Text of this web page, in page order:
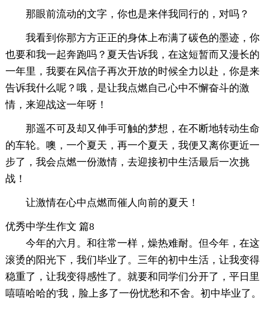
那眼前流动的文字，你也是来伴我同行的，对吗？
我看到你那方方正正的身体上布满了碳色的墨迹，你
也要和我一起奔跑吗？夏天告诉我，在这短暂而又漫长的
一年里，我要在风信子再次开放的时候全力以赴，你是来
告诉我什么呢？哦，是让我点燃自己心中不懈奋斗的激
情，来迎战这一年呀！
那遥不可及却又伸手可触的梦想，在不断地转动生命
的车轮。噢，一个夏天，再一个夏天，我便又离你更近一
步了，我会点燃一份激情，去迎接初中生活最后一次挑
战！
让激情在心中点燃而催人向前的夏天！
优秀中学生作文 篇8
今年的六月。和往常一样，燥热难耐。但今年，在这
滚烫的阳光下，我们毕业了。三年的初中生活，让我变得
稳重了，让我变得感性了。就要和同学们分开了，平日里
嘻嘻哈哈的'我，脸上多了一份忧愁和不舍。初中毕业了。